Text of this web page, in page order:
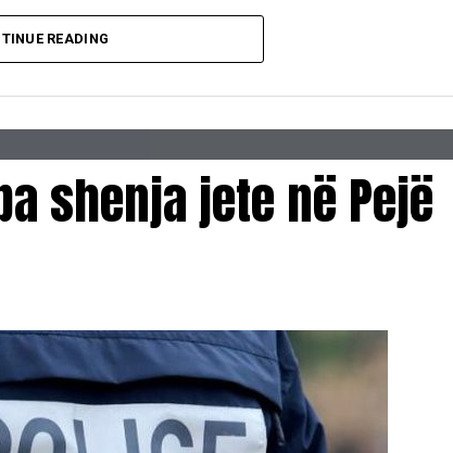
READING
shenja jete në Pejë